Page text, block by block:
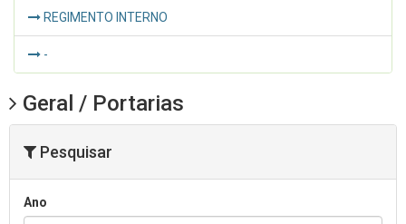
REGIMENTO INTERNO
-
Geral / Portarias
Pesquisar
Ano